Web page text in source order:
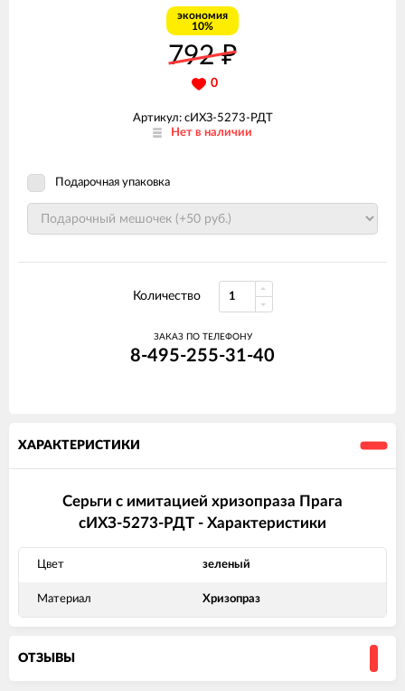
экономия
10%
792₽
0
Артикул: сИХЗ-5273-РДТ
Нет в наличии
Подарочная упаковка
Количество
ЗАКАЗ ПО ТЕЛЕФОНУ
8-495-255-31-40
ХАРАКТЕРИСТИКИ
Серьги с имитацией хризопраза Прага
сИХЗ-5273-РДТ - Характеристики
Цвет зеленый
Материал Хризопраз
ОТЗЫВЫ